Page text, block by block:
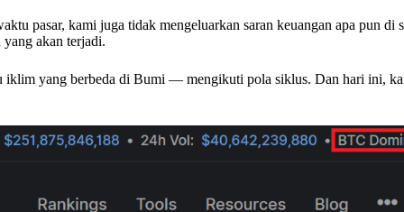
pasar, kami juga tidak mengeluarkan saran keuangan apa pun di
yang akan terjadi.
yang berbeda di Bumi — mengikuti pola siklus. Dan hari ini,